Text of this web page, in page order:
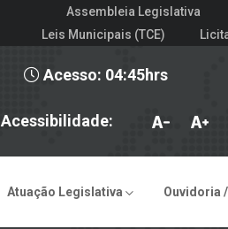
Assembleia Legislativa
Leis Municipais (TCE)
Acesso: 04:45hrs
Acessibilidade:
Atuação Legislativa Ouvidoria